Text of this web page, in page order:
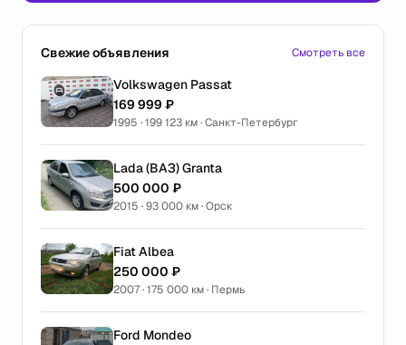
Свежие объявления Смотреть все
Volkswagen Passat
169 999 ₽
1995 · 199 123 км · Санкт-Петербург
Lada (ВАЗ) Granta
500 000 ₽
2015 · 93 000 км · Орск
Fiat Albea
250 000 ₽
2007 · 175 000 км · Пермь
Ford Mondeo